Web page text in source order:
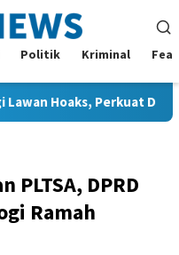
Politik Kriminal
Perkuat Demokrasi
PLTSA, DPRD
Ramah